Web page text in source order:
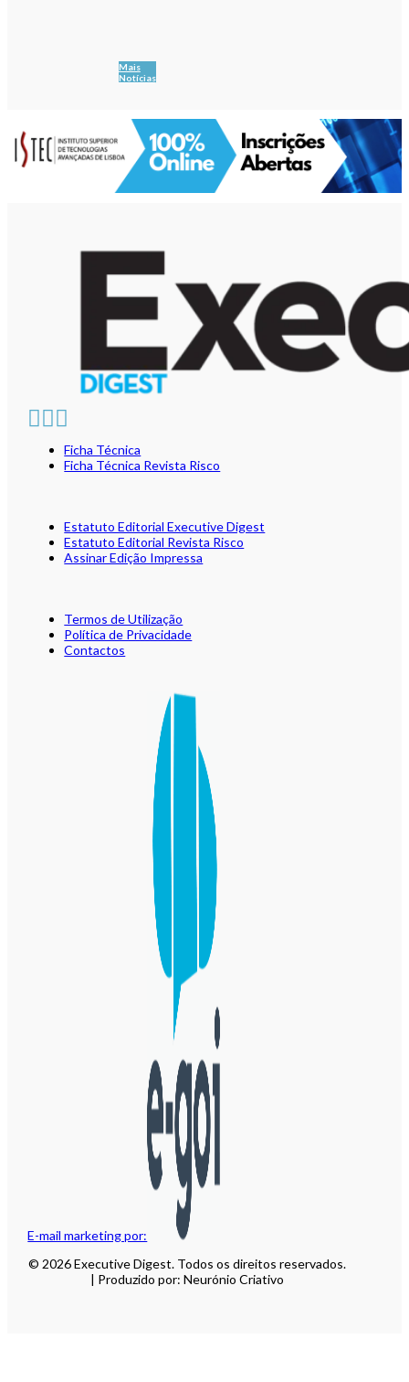
Mais
Notícias
E-mail marketing por:
Ficha Técnica
Ficha Técnica Revista Risco
Estatuto Editorial Executive Digest
Estatuto Editorial Revista Risco
Assinar Edição Impressa
Termos de Utilização
Política de Privacidade
Contactos
© 2026 Executive Digest. Todos os direitos reservados.
| Produzido por: Neurónio Criativo